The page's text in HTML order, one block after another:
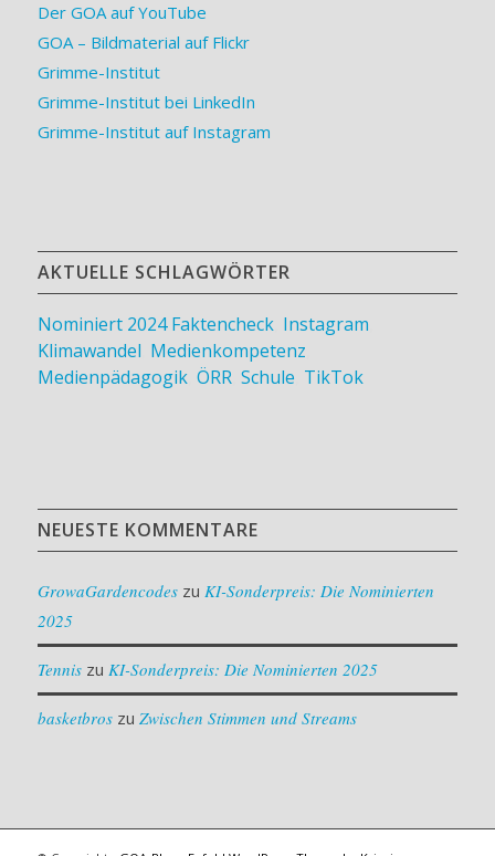
Der GOA auf YouTube
GOA – Bildmaterial auf Flickr
Grimme-Institut
Grimme-Institut bei LinkedIn
Grimme-Institut auf Instagram
AKTUELLE SCHLAGWÖRTER
Nominiert 2024 Faktencheck, Instagram
Klimawandel Medienkompetenz
Medienpädagogik, ÖRR, Schule TikTok
NEUESTE KOMMENTARE
GrowaGardencodeszu KI-Sonderpreis: Die Nominierten
2025
Tenniszu KI-Sonderpreis: Die Nominierten 2025
basketbroszu Zwischen Stimmen und Streams